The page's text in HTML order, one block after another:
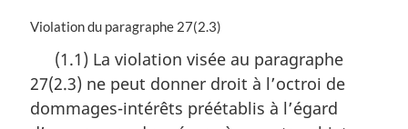
N
e
m
Violation du paragraphe 27(2.3)
(1.1) La violation visée au paragraphe
27(2.3) ne peut donner droit à l’octroi de
dommages-intérêts préétablis à l’égard